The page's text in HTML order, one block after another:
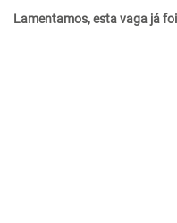
Lamentamos, esta vaga já